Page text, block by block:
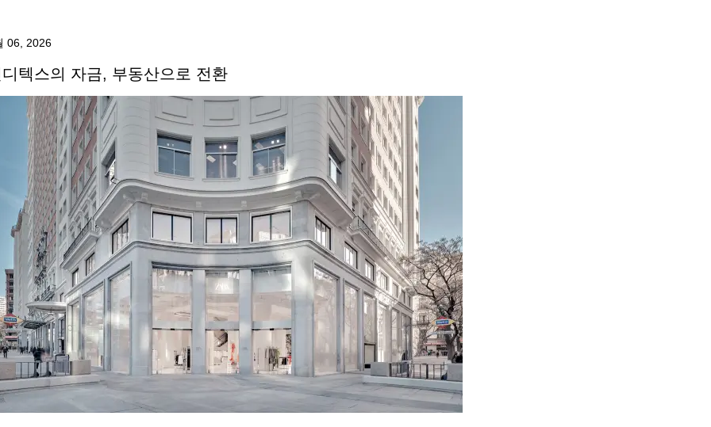
06, 2026
디텍스의 자금, 부동산으로 전환